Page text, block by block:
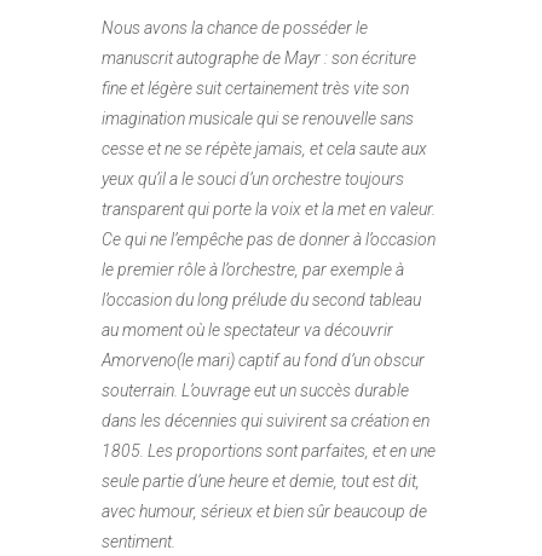
Nous avons la chance de posséder le
manuscrit autographe de Mayr : son écriture
fine et légère suit certainement très vite son
imagination musicale qui se renouvelle sans
cesse et ne se répète jamais, et cela saute aux
yeux qu’il a le souci d’un orchestre toujours
transparent qui porte la voix et la met en valeur.
Ce qui ne l’empêche pas de donner à l’occasion
le premier rôle à l’orchestre, par exemple à
l’occasion du long prélude du second tableau
au moment où le spectateur va découvrir
Amorveno(le mari) captif au fond d’un obscur
souterrain. L’ouvrage eut un succès durable
dans les décennies qui suivirent sa création en
1805. Les proportions sont parfaites, et en une
seule partie d’une heure et demie, tout est dit,
avec humour, sérieux et bien sûr beaucoup de
sentiment.